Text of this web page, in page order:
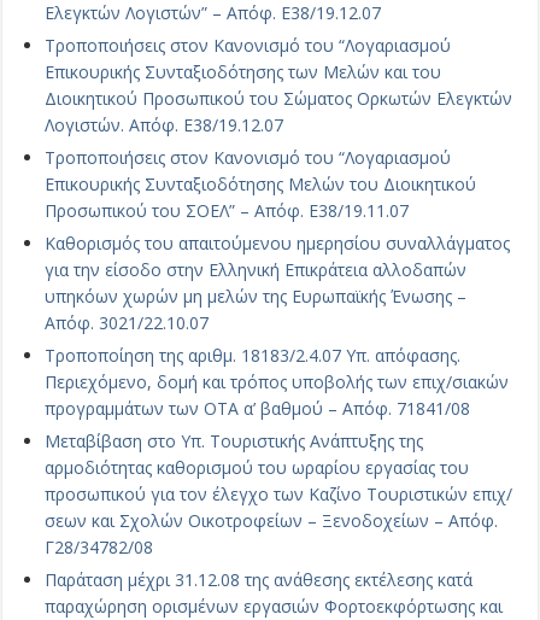
Ελεγκτών Λογιστών” – Απόφ. Ε38/19.12.07
Τροποποιήσεις στον Κανονισμό του “Λογαριασμού
Επικουρικής Συνταξιοδότησης των Μελών και του
Διοικητικού Προσωπικού του Σώματος Ορκωτών Ελεγκτών
Λογιστών. Απόφ. Ε38/19.12.07
Τροποποιήσεις στον Κανονισμό του “Λογαριασμού
Επικουρικής Συνταξιοδότησης Μελών του Διοικητικού
Προσωπικού του ΣΟΕΛ” – Απόφ. Ε38/19.11.07
Καθορισμός του απαιτούμενου ημερησίου συναλλάγματος
για την είσοδο στην Ελληνική Επικράτεια αλλοδαπών
υπηκόων χωρών μη μελών της Ευρωπαϊκής Ένωσης –
Απόφ. 3021/22.10.07
Τροποποίηση της αριθμ. 18183/2.4.07 Υπ. απόφασης.
Περιεχόμενο, δομή και τρόπος υποβολής των επιχ/σιακών
προγραμμάτων των ΟΤΑ α’ βαθμού – Απόφ. 71841/08
Μεταβίβαση στο Υπ. Τουριστικής Ανάπτυξης της
αρμοδιότητας καθορισμού του ωραρίου εργασίας του
προσωπικού για τον έλεγχο των Καζίνο Τουριστικών επιχ/
σεων και Σχολών Οικοτροφείων – Ξενοδοχείων – Απόφ.
Γ28/34782/08
Παράταση μέχρι 31.12.08 της ανάθεσης εκτέλεσης κατά
παραχώρηση ορισμένων εργασιών Φορτοεκφόρτωσης και